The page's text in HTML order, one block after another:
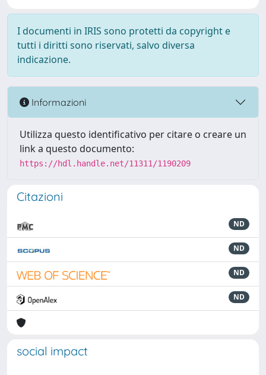
I documenti in IRIS sono protetti da copyright e
tutti i diritti sono riservati, salvo diversa
indicazione.
Informazioni
Utilizza questo identificativo per citare o creare un
link a questo documento:
https://hdl.handle.net/11311/1190209
Citazioni
ND
ND
ND
ND
social impact